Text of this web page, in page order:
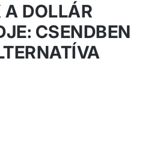
A DOLLÁR
CSENDBEN